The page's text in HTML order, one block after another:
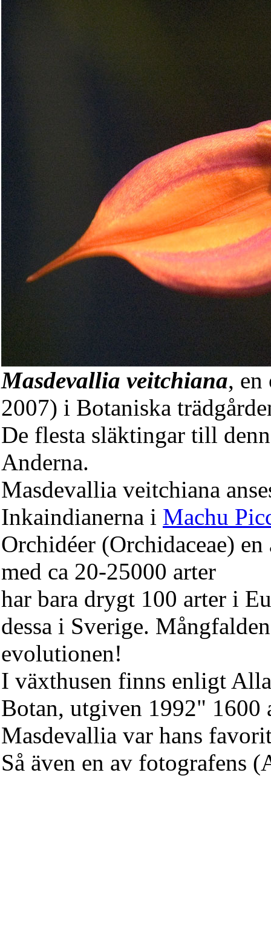
Masdevallia veitchiana, en
2007) i Botaniska
De flesta släktingar till
Anderna.
Masdevallia veitchiana
Inkaindianerna i Machu
Orchidéer (Orchidaceae)
med ca 20-25000 arter
har bara drygt 100 arter i
dessa i Sverige.
evolutionen!
I växthusen finns enligt
Botan, utgiven 1992" 1600
Masdevallia var hans
Så även en av fotografens